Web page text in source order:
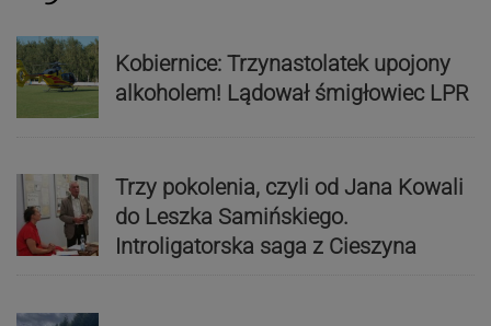
Kobiernice: Trzynastolatek upojony
alkoholem! Lądował śmigłowiec LPR
Trzy pokolenia, czyli od Jana Kowali
do Leszka Samińskiego.
Introligatorska saga z Cieszyna